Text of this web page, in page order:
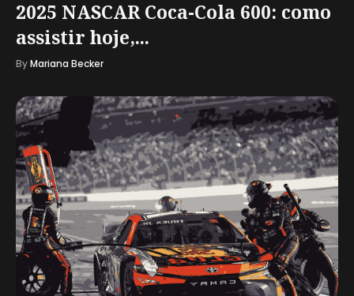
2025 NASCAR Coca-Cola 600: como
assistir hoje,...
ByMariana Becker